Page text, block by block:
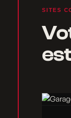
SITES